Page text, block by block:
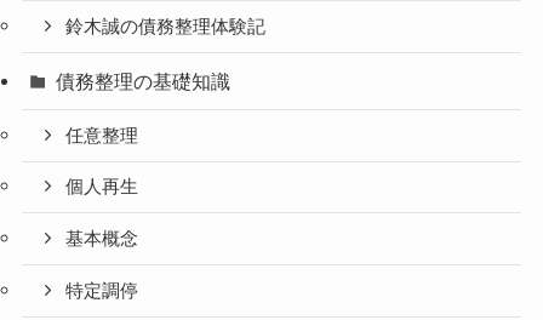
鈴木誠の債務整理体験記
債務整理の基礎知識
任意整理
個人再生
基本概念
特定調停